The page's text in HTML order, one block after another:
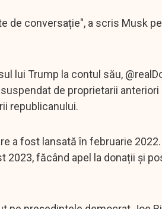
de conversație", a scris Musk
lui Trump la contul său,
de proprietarii
republicanului.
a fost lansată în februarie 2022.
făcând apel la donații și